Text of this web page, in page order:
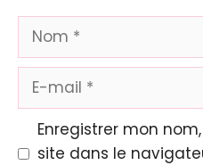
Nom
Enregistrer mon
site dans le